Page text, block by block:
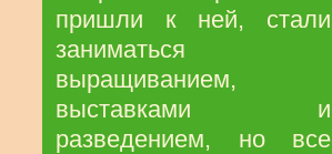
пришли к ней, стали
заниматься
выращиванием,
выставками и
разведением, но все